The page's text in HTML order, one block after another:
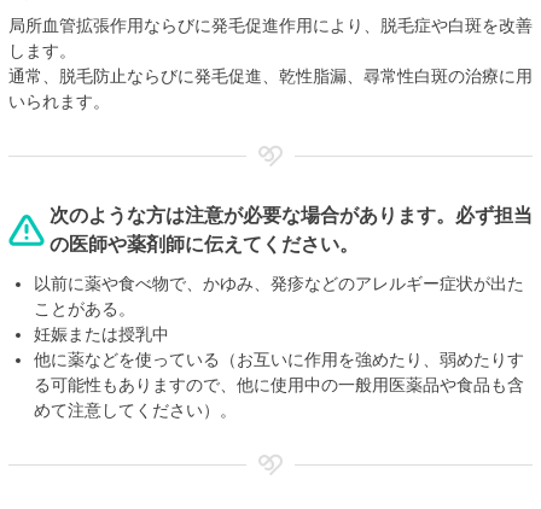
局所血管拡張作用ならびに発毛促進作用により、脱毛症や白斑を改善
します。
通常、脱毛防止ならびに発毛促進、乾性脂漏、尋常性白斑の治療に用
いられます。
次のような方は注意が必要な場合があります。必ず担当
の医師や薬剤師に伝えてください。
以前に薬や食べ物で、かゆみ、発疹などのアレルギー症状が出た
ことがある。
妊娠または授乳中
他に薬などを使っている（お互いに作用を強めたり、弱めたりす
る可能性もありますので、他に使用中の一般用医薬品や食品も含
めて注意してください）。